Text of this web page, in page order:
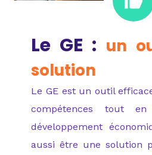
Le GE : un
solution
Le GE est un outil
compétences tout
développement
aussi être une solution